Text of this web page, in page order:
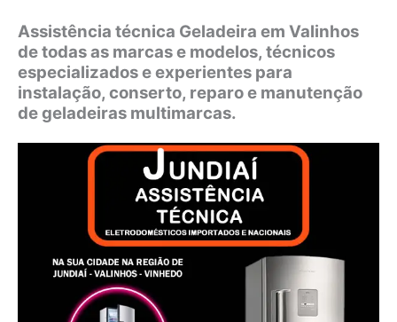
Assistência técnica Geladeira em Valinhos
de todas as marcas e modelos, técnicos
especializados e experientes para
instalação, conserto, reparo e manutenção
de geladeiras multimarcas.